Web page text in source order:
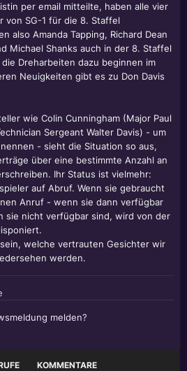
per email mitteilte, haben alle vier
von SG-1 für die 8. Staffel
also Amanda Tapping, Richard Dean
Michael Shanks auch in der 8. Staffel
Dreharbeiten dazu beginnen im
Neuigkeiten gibt es zu Don Davis
wie Colin Cunningham (Major Paul
Sergeant Walter Davis) - um
- sieht die Situation so aus,
über eine bestimmte Anzahl an
Ihr Status ist vielmehr:
auf Abruf. Wenn sie gebraucht
Anruf - wenn sie dann verfügbar
sie nicht verfügbar sind, wird von der
welche vertrauten Gesichter wir
werden.
melden?
KOMMENTARE